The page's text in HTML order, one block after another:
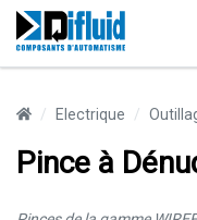
Electrique
Pince à